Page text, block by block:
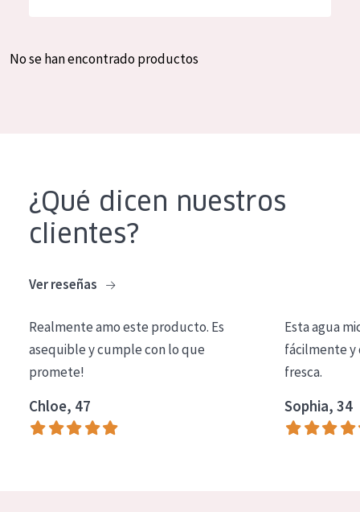
Crema de día
Crema de noche
Limpieza
COLECCIÓN
Essentials
Lift+
Spanish
No se han encontrado productos
¿Qué dicen nuestros
clientes?
Ver reseñas
Realmente amo este producto. Es
asequible y cumple con lo que
promete!
Chloe, 47
Esta agua
fácilmente y
fresca.
Sophia, 34